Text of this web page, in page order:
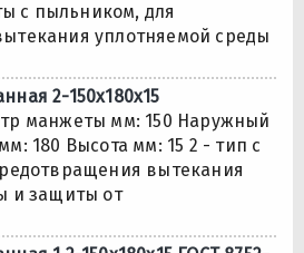
с пыльником, для
уплотняемой среды
2-150х180х15
манжеты мм: 150 Наружный
180 Высота мм: 15 2 - тип с
вытекания
и защиты от